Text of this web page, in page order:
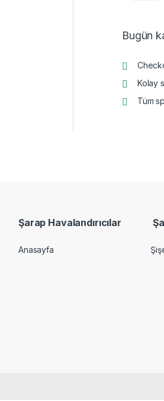
Bugün
Kolay
Tüm
Şarap Havalandırıcılar
Anasayfa